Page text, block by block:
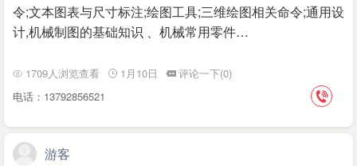
令;文本图表与尺寸标注;绘图工具;三维绘图相关命令;通用设
计,机械制图的基础知识 、机械常用零件…
1709人浏览查看 1月10日
评论一下(0)
电话：13792856521
游客